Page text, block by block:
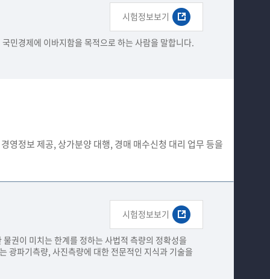
민경제에 이바지함을 ​목적으로 하는 사람을 말합니다.
시험정보보기
영정보 제공, 상가분양 대행, 경매 매수신청 대리 업무 등을
권이 미치는 한계를 정하는 사법적 측량의 정확성을
광파기측량, 사진측량에 대한 전문적인 지식과 기술을
시험정보보기